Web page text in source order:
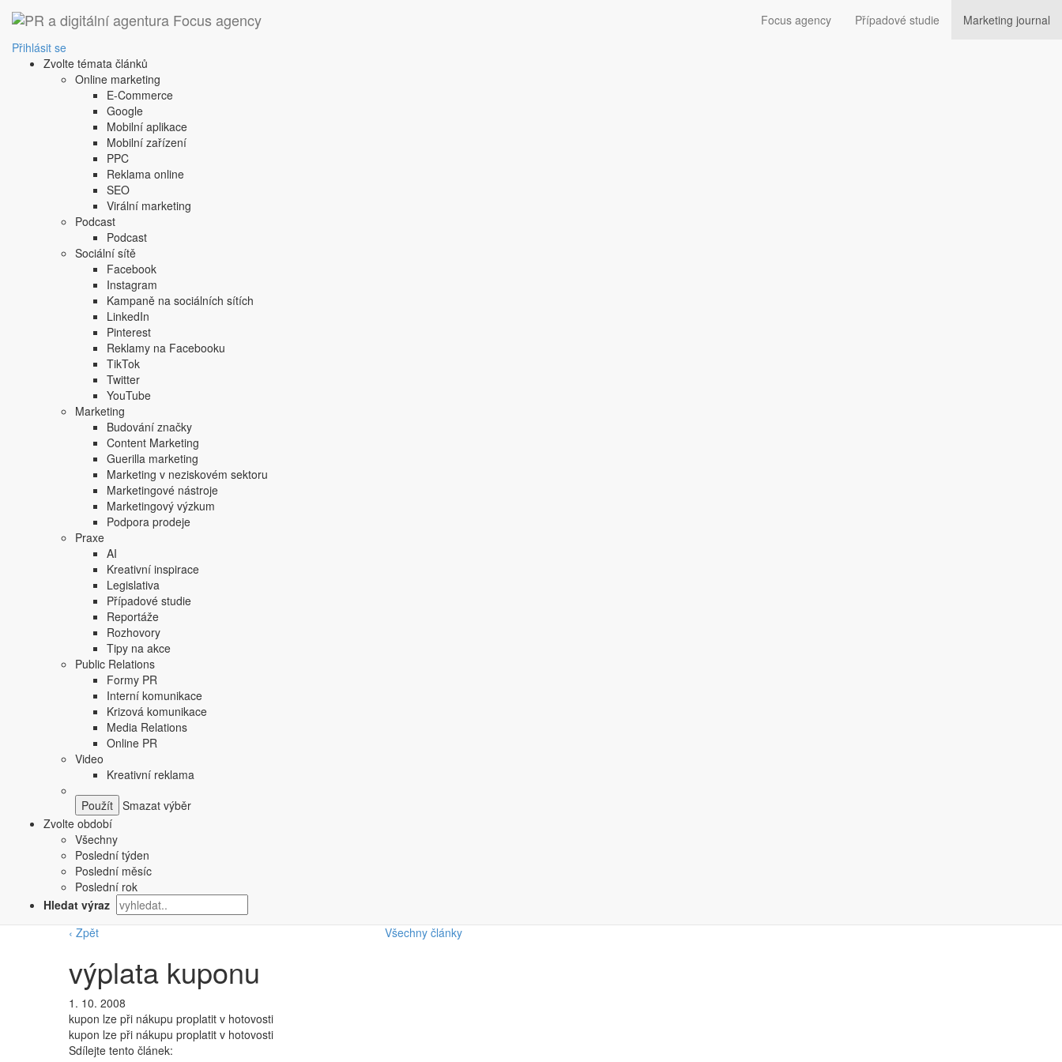
Focus agency Případové studie
Marketing journal
Přihlásit se
Zvolte témata článků
Online marketing
E-Commerce
Google
Mobilní aplikace
Mobilní zařízení
PPC
Reklama online
SEO
Virální marketing
Podcast
Podcast
Sociální sítě
Facebook
Instagram
Kampaně na sociálních sítích
LinkedIn
Pinterest
Reklamy na Facebooku
TikTok
Twitter
YouTube
Marketing
Budování značky
Content Marketing
Guerilla marketing
Marketing v neziskovém sektoru
Marketingové nástroje
Marketingový výzkum
Podpora prodeje
Praxe
AI
Kreativní inspirace
Legislativa
Případové studie
Reportáže
Rozhovory
Tipy na akce
Public Relations
Formy PR
Interní komunikace
Krizová komunikace
Media Relations
Online PR
Video
Kreativní reklama
Smazat výběr
Zvolte období
Všechny
Poslední týden
Poslední měsíc
Poslední rok
Hledat výraz
‹ Zpět
Všechny články
výplata kuponu
1. 10. 2008
kupon lze při nákupu proplatit v hotovosti
kupon lze při nákupu proplatit v hotovosti
Sdílejte tento článek: